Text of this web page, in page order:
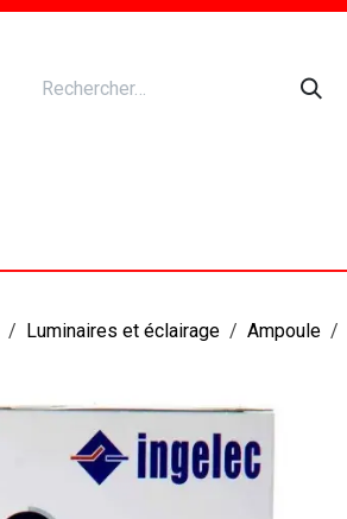
Luminaires et éclairage Ampoule